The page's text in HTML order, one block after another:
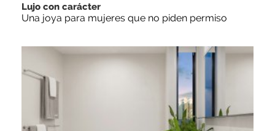
Lujo con carácter
Una joya para mujeres que no piden permiso